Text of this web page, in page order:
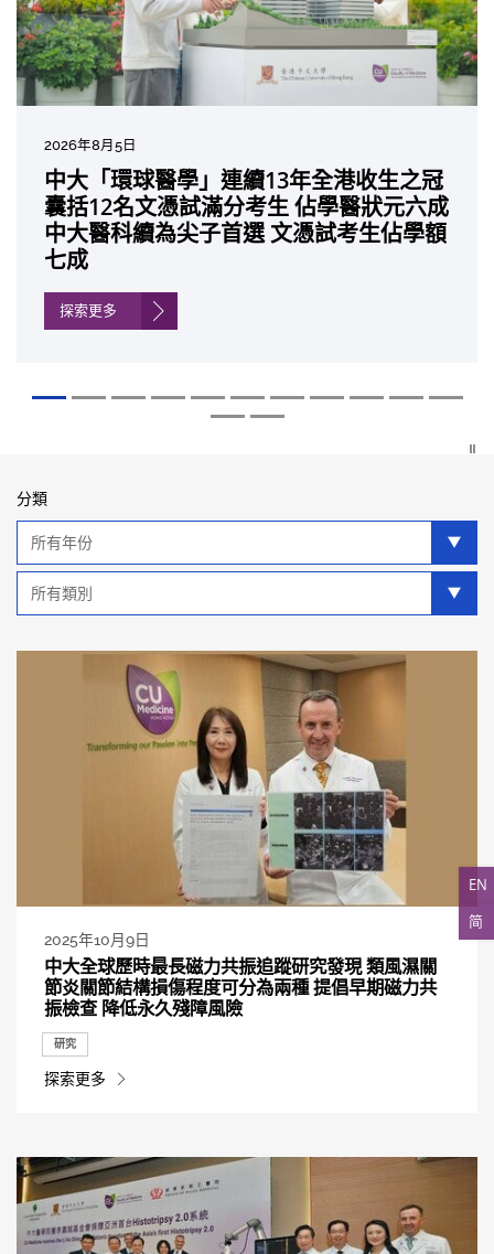
EN
简
2026年8月5日
中大「環球醫學」連續13年全港收生之冠
囊括12名文憑試滿分考生 佔學醫狀元六成
中大醫科續為尖子首選 文憑試考生佔學額
七成
探索更多
2026年7月10日
中大研發「AI-OCT」系統助測糖尿黃斑水
腫 假陽性轉介個案銳減六成 縮短患者輪
候診症時間
2026年7月10日
中大黃秀娟教授獲頒中國工程界最高榮譽
「光華工程科技獎」 成為今屆醫藥衞生領
域唯一香港學者
2026年7月7日
中大新設「香港中文大學鳳凰獎學金」嘉
許公開試狀元 鼓勵學醫狀元走出課堂放眼
世界 裝備21世紀妙手仁醫
2026年6月29日
中大全新一站式PGT-Plus方案 精準辨識
傳統檢測中複雜基因異常「盲點」 降低人
工受孕流產及異常妊娠風險
2026年6月22日
中大發現青光眼治療新靶點 小鼠實驗證實
可恢復七成視力 有助開創嶄新神經保護療
法
2026年6月17日
中大成功拆解肝癌免疫治療耐藥性機制 揭
一種免疫細胞具「除廢餵食」新功能助癌
細胞耐藥性
2026年6月10日
中大與多名全球專家共同牽頭跨國肺癌研
究 逾半晚期ALK陽性肺癌病人七年無惡化
因特定基因異常而引起的肺癌有望變成
「慢性病」 患者可與病共存
探索更多
2026年6月5日
中大教授陳重娥獲頒「清野裕傑出領袖
獎」 成為本港首名學者榮膺亞洲糖尿病教
研最高榮譽
2026年6月2日
中大匯聚逾200位區域專家 探討私人醫療
保險如何推動全民健康覆蓋
探索更多
2026年5月19日
中大張源津醫生成首位亞洲研究員 榮獲國
際泌尿科權威獎項John K. Lattimer 講座
獎
2026年5月14日
中大取得「從實驗室到臨床應用」研究突
破 初步證實GLP-1藥物可改善嚴重中風康
復情況
分類
類
類
2025年10月9日
中大全球歷時最長磁力共振追蹤研究發現 類風濕關
節炎關節結構損傷程度可分為兩種 提倡早期磁力共
振檢查 降低永久殘障風險
研究
探索更多